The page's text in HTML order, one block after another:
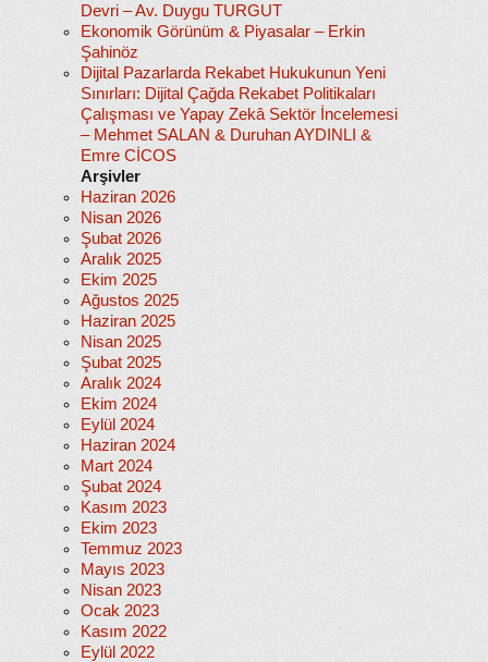
Devri – Av. Duygu TURGUT
Ekonomik Görünüm & Piyasalar – Erkin
Şahinöz
Dijital Pazarlarda Rekabet Hukukunun Yeni
Sınırları: Dijital Çağda Rekabet Politikaları
Çalışması ve Yapay Zekâ Sektör İncelemesi
– Mehmet SALAN & Duruhan AYDINLI &
Emre CİCOS
Arşivler
Haziran 2026
Nisan 2026
Şubat 2026
Aralık 2025
Ekim 2025
Ağustos 2025
Haziran 2025
Nisan 2025
Şubat 2025
Aralık 2024
Ekim 2024
Eylül 2024
Haziran 2024
Mart 2024
Şubat 2024
Kasım 2023
Ekim 2023
Temmuz 2023
Mayıs 2023
Nisan 2023
Ocak 2023
Kasım 2022
Eylül 2022